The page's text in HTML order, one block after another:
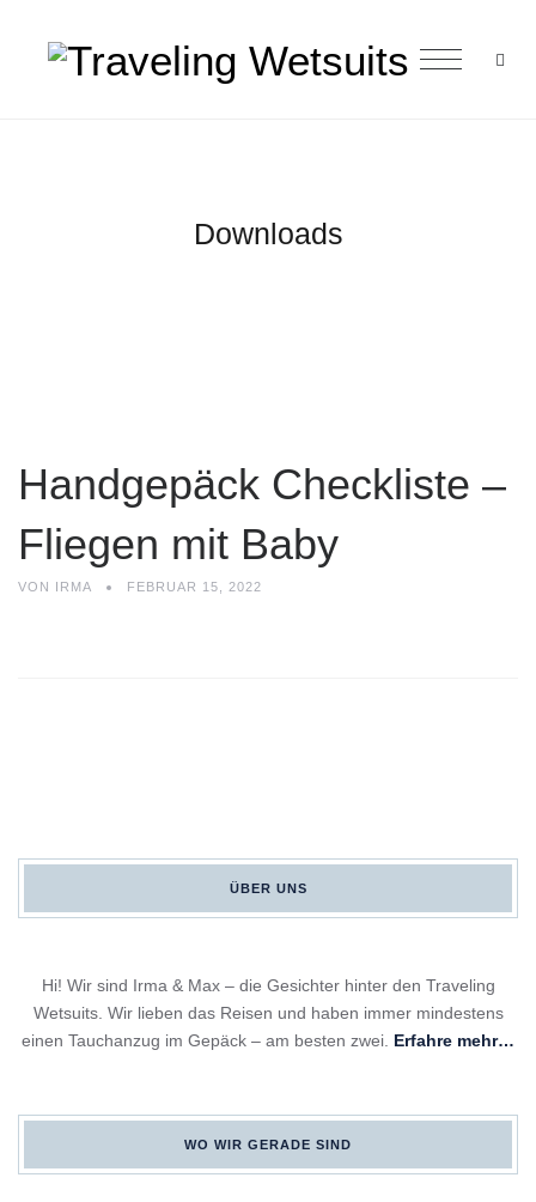
Downloads
Handgepäck Checkliste –
Fliegen mit Baby
VON IRMA FEBRUAR 15, 2022
ÜBER UNS
Hi! Wir sind Irma & Max – die Gesichter hinter den Traveling
Wetsuits. Wir lieben das Reisen und haben immer mindestens
einen Tauchanzug im Gepäck – am besten zwei. Erfahre mehr…
WO WIR GERADE SIND